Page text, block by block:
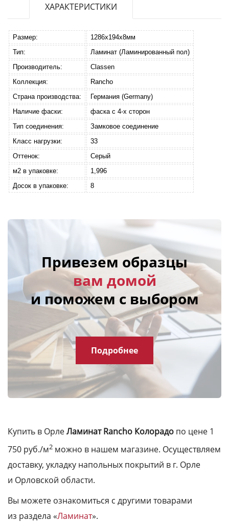
ХАРАКТЕРИСТИКИ
Размер:
1286x194x8мм
Тип:
Ламинат (Ламинированный пол)
Производитель:
Classen
Коллекция:
Rancho
Страна производства:
Германия (Germany)
Наличие фаски:
фаска с 4-х сторон
Тип соединения:
Замковое соединение
Класс нагрузки:
33
Оттенок:
Серый
м2 в упаковке:
1,996
Досок в упаковке:
8
Привезем образцы
вам домой
и поможем с выбором
Подробнее
Купить в ОрлеЛаминат Rancho Колорадо по цене 1
750 руб./м2 можно в нашем магазине. Осуществляем
доставку, укладку напольных покрытий в г. Орле
и Орловской области.
Вы можете ознакомиться с другими товарами
из раздела «Ламинат».